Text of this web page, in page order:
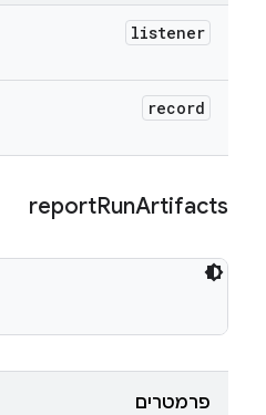
listener
record
reportRunArtifacts
פרמטרים